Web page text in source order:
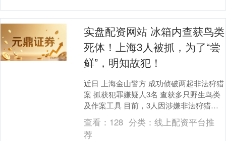
实盘配资网站 冰箱内查获鸟类
死体！上海3人被抓，为了“尝
鲜”，明知故犯！
近日 上海金山警方 成功侦破两起非法狩猎
案 抓获犯罪嫌疑人3名 查获多只野生鸟类
及作案工具 目前，3人因涉嫌非法狩猎罪
已被依法采取刑事强制措施 据了解，金山
公....
查看： 128 分类： 线上配资平台推
荐